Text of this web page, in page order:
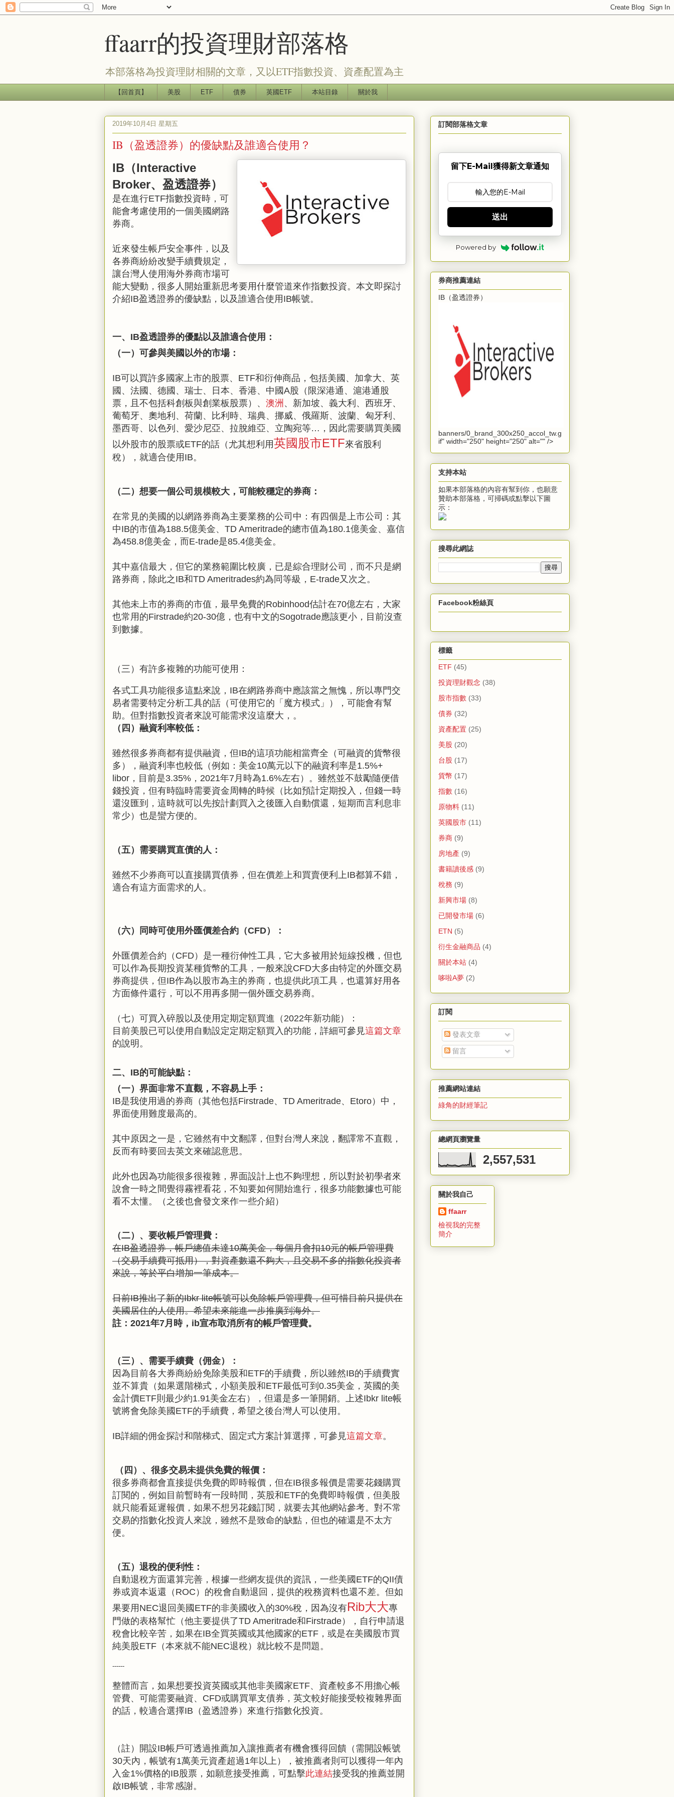
ffaarr的投資理財部落格
本部落格為投資理財相關的文章，又以ETF指數投資、資產配置為主
【回首頁】 美股 ETF 債券 英國ETF 本站目錄 關於我
2019年10月4日 星期五
IB（盈透證券）的優缺點及誰適合使用？
IB（Interactive
Broker、盈透證券）
是在進行ETF指數投資時，可
能會考慮使用的一個美國網路
券商。
近來發生帳戶安全事件，以及
各券商紛紛改變手續費規定，
讓台灣人使用海外券商市場可
能大變動，很多人開始重新思考要用什麼管道來作指數投資。 本文即探討
介紹IB盈透證券的優缺點，以及誰適合使用IB帳號。
一、IB盈透證券的優點以及誰適合使用：
（一）可參與美國以外的市場：
IB可以買許多國家上市的股票、ETF和衍伸商品，包括美國、加拿大、英
國、法國、德國、瑞士、日本、香港、中國A股（限深港通、滬港通股
票，且不包括科創板與創業板股票）、 澳洲 、新加坡、義大利、西班牙、
葡萄牙、奧地利、荷蘭、比利時、瑞典、挪威、俄羅斯、波蘭、匈牙利、
墨西哥、以色列、愛沙尼亞、拉脫維亞、立陶宛等…，因此需要購買美國
以外股市的股票或ETF的話（尤其想利用英國股市ETF來省股利
稅），就適合使用IB。
（二）想要一個公司規模較大，可能較穩定的券商：
在常見的美國的以網路券商為主要業務的公司中：有四個是上市公司：其
中IB的市值為188.5億美金、TD Ameritrade的總市值為180.1億美金、嘉信
為458.8億美金，而E-trade是85.4億美金。
其中嘉信最大，但它的業務範圍比較廣，已是綜合理財公司，而不只是網
路券商，除此之IB和TD Ameritrades約為同等級，E-trade又次之。
其他未上市的券商的市值，最早免費的Robinhood估計在70億左右，大家
也常用的Firstrade約20-30億，也有中文的Sogotrade應該更小，目前沒查
到數據。
（三）有許多複雜的功能可使用：
各式工具功能很多這點來說，IB在網路券商中應該當之無愧，所以專門交
易者需要特定分析工具的話（可使用它的「魔方模式」），可能會有幫
助。但對指數投資者來說可能需求沒這麼大，。
（四）融資利率較低：
雖然很多券商都有提供融資，但IB的這項功能相當齊全（可融資的貨幣很
多），融資利率也較低（例如：美金10萬元以下的融資利率是1.5%+
libor，目前是3.35%，2021年7月時為1.6%左右）。雖然並不鼓勵隨便借
錢投資，但有時臨時需要資金周轉的時候（比如預計定期投入，但錢一時
還沒匯到，這時就可以先按計劃買入之後匯入自動償還，短期而言利息非
常少）也是蠻方便的。
（五）需要購買直債的人：
雖然不少券商可以直接購買債券，但在價差上和買賣便利上IB都算不錯，
適合有這方面需求的人。
（六）同時可使用外匯價差合約（CFD）：
外匯價差合約（CFD）是一種衍伸性工具，它大多被用於短線投機，但也
可以作為長期投資某種貨幣的工具，一般來說CFD大多由特定的外匯交易
券商提供，但IB作為以股市為主的券商，也提供此項工具，也還算好用各
方面條件還行，可以不用再多開一個外匯交易券商。
（七）可買入碎股以及使用定期定額買進（2022年新功能）：
目前美股已可以使用自動設定定期定額買入的功能，詳細可參見這篇文章
的說明。
二、IB的可能缺點：
（一） 界面非常不直觀，不容易上手：
IB是我使用過的券商（其他包括Firstrade、TD Ameritrade、Etoro）中，
界面使用難度最高的。
其中原因之一是，它雖然有中文翻譯，但對台灣人來說，翻譯常不直觀，
反而有時要回去英文來確認意思。
此外也因為功能很多很複雜，界面設計上也不夠理想，所以對於初學者來
說會一時之間覺得霧裡看花，不知要如何開始進行，很多功能數據也可能
看不太懂。
（之後也會發文來作一些介紹）
（二）、要收帳戶管理費：
在IB盈透證券，帳戶總值未達10萬美金，每個月會扣10元的帳戶管理費
（交易手續費可抵用），對資產數還不夠大，且交易不多的指數化投資者
來說，等於平白增加一筆成本。
日前IB推出了新的Ibkr lite帳號可以免除帳戶管理費，但可惜目前只提供在
美國居住的人使用。希望未來能進一步推廣到海外。
註：2021年7月時，ib宣布取消所有的帳戶管理費。
（三）、需要手續費（佣金）：
因為目前各大券商紛紛免除美股和ETF的手續費，所以雖然IB的手續費實
並不算貴（如果選階梯式，小額美股和ETF最低可到0.35美金，英國的美
金計價ETF則最少約1.91美金左右），但還是多一筆開銷。上述Ibkr lite帳
號將會免除美國ETF的手續費，希望之後台灣人可以使用。
IB詳細的佣金探討和階梯式、固定式方案計算選擇，可參見這篇文章。
（四）、很多交易未提供免費的報價：
很多券商都會直接提供免費的即時報價，但在IB很多報價是需要花錢購買
訂閱的，例如目前暫時有一段時間，英股和ETF的免費即時報價，但美股
就只能看延遲報價，如果不想另花錢訂閱，就要去其他網站參考。對不常
交易的指數化投資人來說，雖然不是致命的缺點，但也的確還是不太方
便。
（五）退稅的便利性：
自動退稅方面還算完善，根據一些網友提供的資訊，一些美國ETF的QII債
券或資本返還（ROC）的稅會自動退回，提供的稅務資料也還不差。但如
果要用NEC退回美國ETF的非美國收入的30%稅，因為沒有Rib大大專
門做的表格幫忙（他主要提供了TD Ameritrade和Firstrade），自行申請退
稅會比較辛苦，如果在IB全買英國或其他國家的ETF，或是在美國股市買
純美股ETF（本來就不能NEC退稅）就比較不是問題。
------
整體而言，如果想要投資英國或其他非美國家ETF、資產較多不用擔心帳
管費、可能需要融資、CFD或購買單支債券，英文較好能接受較複雜界面
的話，較適合選擇IB（盈透證券）來進行指數化投資。
（註）開設IB帳戶可透過推薦加入讓推薦者有機會獲得回饋（需開設帳號
30天內，帳號有1萬美元資產超過1年以上），被推薦者則可以獲得一年內
入金1%價格的IB股票，如願意接受推薦，可點擊此連結接受我的推薦並開
啟IB帳號，非常感謝。
訂閱部落格文章
留下E-Mail獲得新文章通知
送出
Powered by
券商推薦連結
IB（盈透證券）
banners/0_brand_300x250_accol_tw.g
if" width="250" height="250" alt="" />
支持本站
如果本部落格的內容有幫到你，也願意
贊助本部落格，可掃碼或點擊以下圖
示：
搜尋此網誌
Facebook粉絲頁
標籤
ETF (45)
投資理財觀念 (38)
股市指數 (33)
債券 (32)
資產配置 (25)
美股 (20)
台股 (17)
貨幣 (17)
指數 (16)
原物料 (11)
英國股市 (11)
券商 (9)
房地產 (9)
書籍讀後感 (9)
稅務 (9)
新興市場 (8)
已開發市場 (6)
ETN (5)
衍生金融商品 (4)
關於本站 (4)
哆啦A夢 (2)
訂閱
發表文章
留言
推薦網站連結
綠角的財經筆記
總網頁瀏覽量
2,557,531
關於我自己
ffaarr
檢視我的完整
簡介